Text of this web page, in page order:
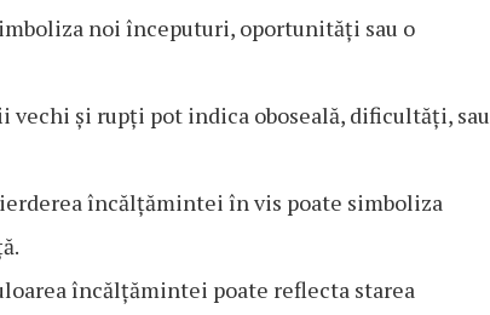
noi începuturi, oportunități sau o
vechi și rupți pot indica oboseală, dificultăți, sau
încălțămintei în vis poate simboliza
încălțămintei poate reflecta starea